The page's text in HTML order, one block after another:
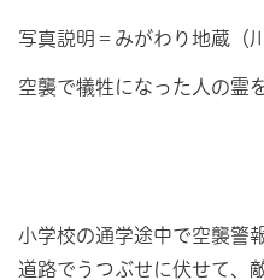
写真説明＝みがわり地蔵（
空襲で犠牲になった人の霊
小学校の通学途中で空襲警
道路でうつぶせに伏せて、